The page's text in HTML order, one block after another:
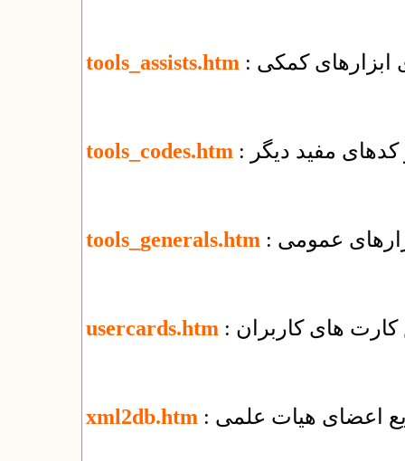
tools_assists.htm ابزارهای کمکی
tools_codes.htm کدهای مفید دیگر
tools_generals.htm عمومی
usercards.htm های کاربران
xml2db.htm اعضای هیات علمی